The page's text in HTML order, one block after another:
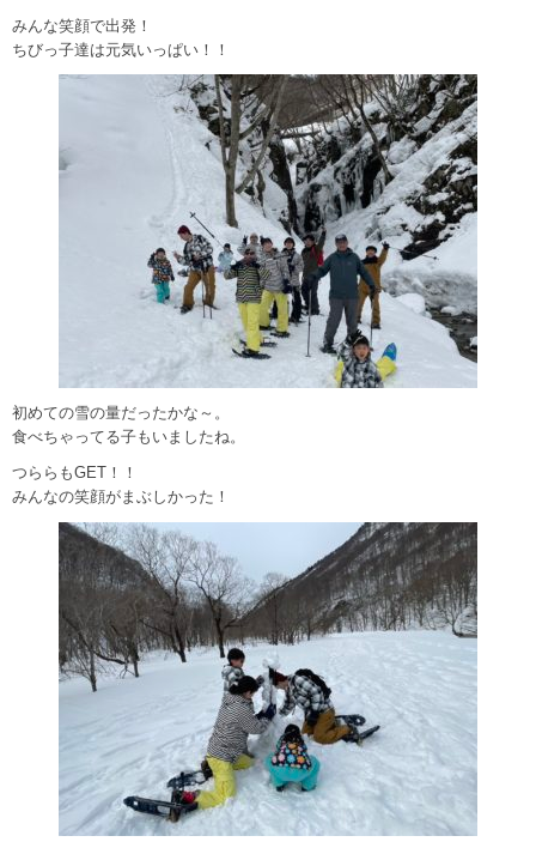
みんな笑顔で出発！
ちびっ子達は元気いっぱい！！
初めての雪の量だったかな～。
食べちゃってる子もいましたね。
つららもGET！！
みんなの笑顔がまぶしかった！